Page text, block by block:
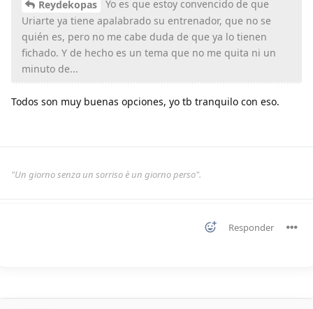
Reydekopas
Yo es que estoy convencido de que
Uriarte ya tiene apalabrado su entrenador, que no se
quién es, pero no me cabe duda de que ya lo tienen
fichado. Y de hecho es un tema que no me quita ni un
minuto de...
Todos son muy buenas opciones, yo tb tranquilo con eso.
"Un giorno senza un sorriso è un giorno perso".
Responder